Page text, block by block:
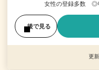
女性の登録多数 ◎
後で見る
更